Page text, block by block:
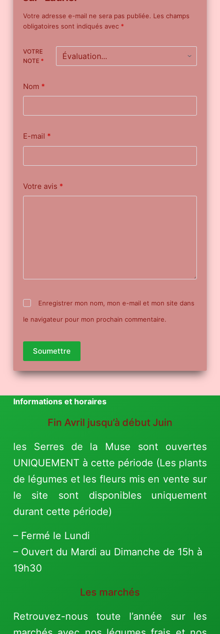
Votre adresse e-mail ne sera pas publiée. Les champs
obligatoires sont indiqués avec *
VOTRE
NOTE *
Nom *
E-mail *
Votre avis *
Enregistrer mon nom, mon e-mail et mon site dans
le navigateur pour mon prochain commentaire.
Soumettre
Informations et horaires
Fin Avril jusqu’à début Juin
les Serres de la Muse sont ouvertes
UNIQUEMENT à cette période (Les plants
de légumes et les fleurs mis en vente sur
le site sont disponibles uniquement
durant cette période)
– Fermé le Lundi
– Ouvert du Mardi au Dimanche de 15h à
19h30
Les marchés
Retrouvez-nous toute l’année sur les